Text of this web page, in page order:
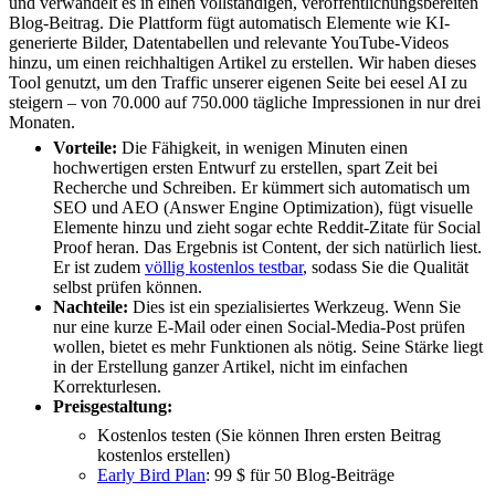
Blog-Beitrag. Die Plattform fügt automatisch Elemente wie KI-
generierte Bilder, Datentabellen und relevante YouTube-Videos
hinzu, um einen reichhaltigen Artikel zu erstellen. Wir haben dieses
Tool genutzt, um den Traffic unserer eigenen Seite bei eesel AI zu
steigern – von 70.000 auf 750.000 tägliche Impressionen in nur drei
Monaten.
Vorteile: Die Fähigkeit, in wenigen Minuten einen
hochwertigen ersten Entwurf zu erstellen, spart Zeit bei
Recherche und Schreiben. Er kümmert sich automatisch um
SEO und AEO (Answer Engine Optimization), fügt visuelle
Elemente hinzu und zieht sogar echte Reddit-Zitate für Social
Proof heran. Das Ergebnis ist Content, der sich natürlich liest.
Er ist zudem völlig kostenlos testbar, sodass Sie die Qualität
selbst prüfen können.
Nachteile: Dies ist ein spezialisiertes Werkzeug. Wenn Sie
nur eine kurze E-Mail oder einen Social-Media-Post prüfen
wollen, bietet es mehr Funktionen als nötig. Seine Stärke liegt
in der Erstellung ganzer Artikel, nicht im einfachen
Korrekturlesen.
Preisgestaltung:
Kostenlos testen (Sie können Ihren ersten Beitrag
kostenlos erstellen)
Early Bird Plan: 99 $ für 50 Blog-Beiträge